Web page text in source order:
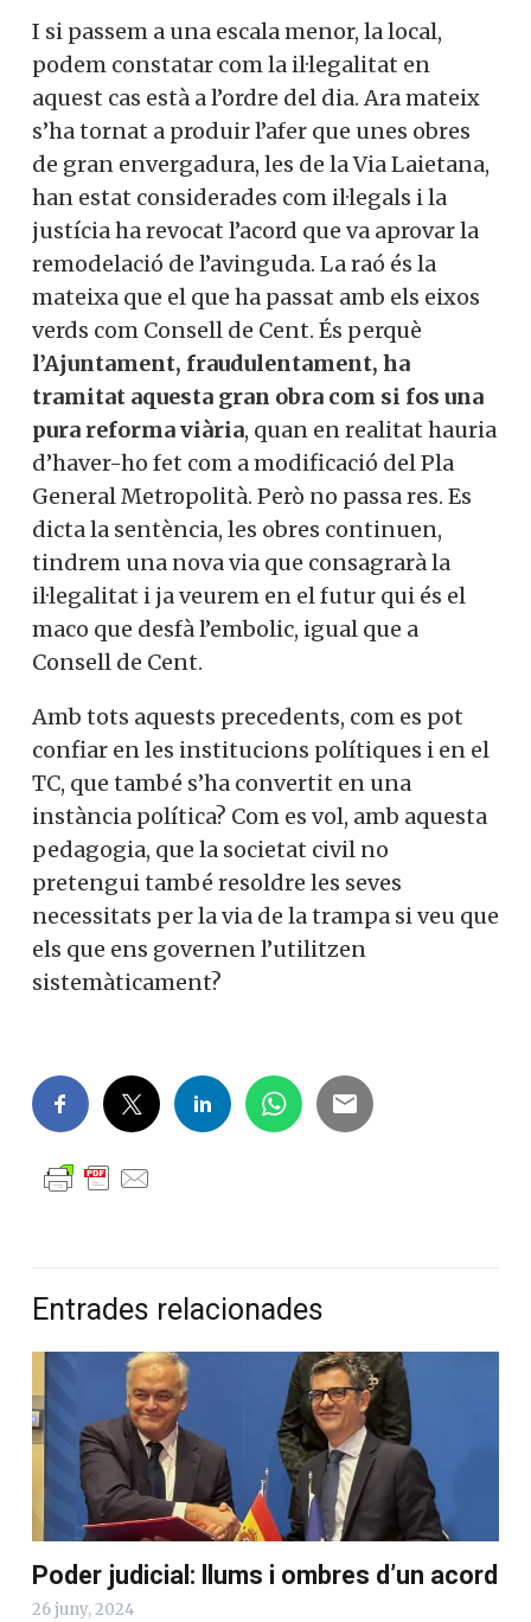
I si passem a una escala menor, la local,
podem constatar com la il·legalitat en
aquest cas està a l’ordre del dia. Ara mateix
s’ha tornat a produir l’afer que unes obres
de gran envergadura, les de la Via Laietana,
han estat considerades com il·legals i la
justícia ha revocat l’acord que va aprovar la
remodelació de l’avinguda. La raó és la
mateixa que el que ha passat amb els eixos
verds com Consell de Cent. És perquè
l’Ajuntament, fraudulentament, ha
tramitat aquesta gran obra com si fos una
pura reforma viària, quan en realitat hauria
d’haver-ho fet com a modificació del Pla
General Metropolità. Però no passa res. Es
dicta la sentència, les obres continuen,
tindrem una nova via que consagrarà la
il·legalitat i ja veurem en el futur qui és el
maco que desfà l’embolic, igual que a
Consell de Cent.
Amb tots aquests precedents, com es pot
confiar en les institucions polítiques i en el
TC, que també s’ha convertit en una
instància política? Com es vol, amb aquesta
pedagogia, que la societat civil no
pretengui també resoldre les seves
necessitats per la via de la trampa si veu que
els que ens governen l’utilitzen
sistemàticament?
Entrades relacionades
Poder judicial: llums i ombres d’un acord
26 juny, 2024